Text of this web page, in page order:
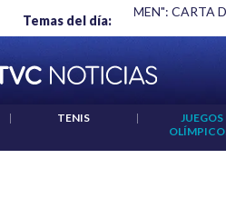
Temas del día:
"HABLAR NO ES UN CRIMEN": CARTA
| TENIS |
JUEGOS